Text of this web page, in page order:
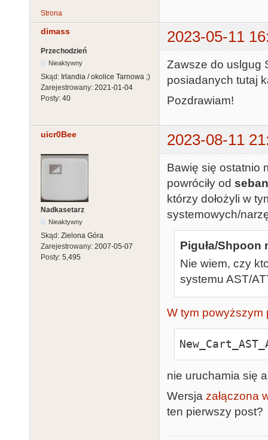
Strona
dimass 2023-05-11
Przechodzień
Nieaktywny
Skąd: Irlandia / okolice Tarnowa ;)
Zarejestrowany: 2021-01-04
Posty: 40
Zawsze do uslgug
posiadanych tutaj
Pozdrawiam!
uicr0Bee 2023-08-11
Nadkasetarz
Nieaktywny
Skąd: Zielona Góra
Zarejestrowany: 2007-05-07
Posty: 5,495
Bawię się ostatnio
powróciły od
którzy dołożyli w
systemowych/
Piguła/Shpoon
Nie wiem, czy
systemu AST/
W tym powyższym
nie uruchamia się
Wersja załączona
ten pierwszy post?